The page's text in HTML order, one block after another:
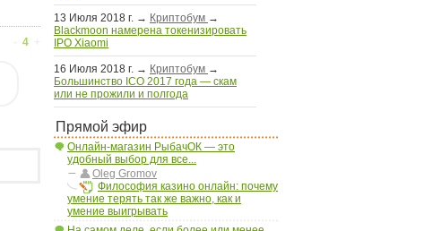
13 Июля 2018 г. → Криптобум →
Blackmoon намерена токенизировать
IPO Xiaomi
16 Июля 2018 г. → Криптобум →
Большинство ICO 2017 года — скам
или не прожили и полгода
Прямой эфир
Онлайн-магазин РыбачОК — это
удобный выбор для все...
Oleg Gromov
Философия казино онлайн: почему
умение терять так же важно, как и
умение выигрывать
4